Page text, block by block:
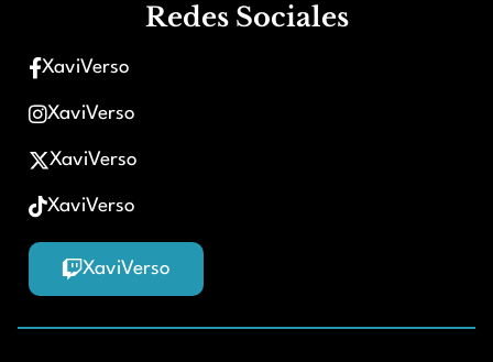
Redes Sociales
XaviVerso
XaviVerso
XaviVerso
XaviVerso
XaviVerso